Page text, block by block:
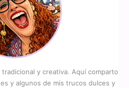
y creativa. Aquí comparto
y algunos de mis trucos dulces y